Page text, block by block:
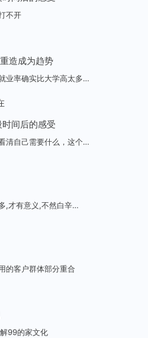
不开
造成为趋势
业率确实比大学高太多…
间后的感受
清自己需要什么，这个…
,才有意义,不然白辛…
的客户群体部分重合
99的家文化